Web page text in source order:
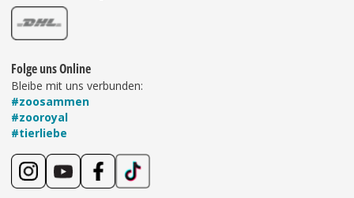
Folge uns Online
Bleibe mit uns verbunden:
#zoosammen
#zooroyal
#tierliebe